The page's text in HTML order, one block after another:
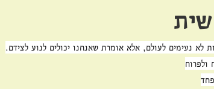
נעימים לעולם, אלא אומרת שאנחנו יכולים לנוע לצידם.